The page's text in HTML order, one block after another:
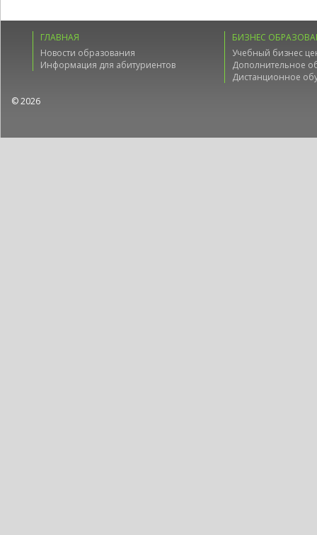
ГЛАВНАЯ
Новости образования
Информация для абитуриентов
БИЗНЕС
Учебный бизнес
Дополнительное
Дистанционное
© 2026